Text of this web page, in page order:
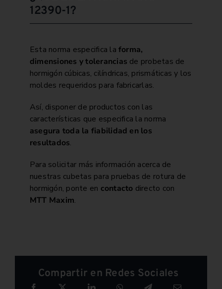
12390-1?
Esta norma especifica la forma,
dimensiones y tolerancias de probetas de
hormigón cúbicas, cilíndricas, prismáticas y los
moldes requeridos para fabricarlas.
Así, disponer de productos con las
características que especifica la norma
asegura toda la fiabilidad en los
resultados.
Para solicitar más información acerca de
nuestras cubetas para pruebas de rotura de
hormigón, ponte en contacto directo con
MTT Maxim.
Compartir en Redes Sociales